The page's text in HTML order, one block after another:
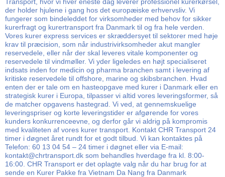
der holder hjulene i gang hos det europæiske erhvervsliv. Vi
fungerer som bindeleddet for virksomheder med behov for sikker
kurerfragt og kurertransport fra Danmark til og fra hele verden.
Vores kurer express services er skræddersyet til sektorer med høje
krav til præcision, som når industrivirksomheder akut mangler
reservedele, eller når der skal leveres vitale komponenter og
reservedele til vindmøller. Vi yder ligeledes en højt specialiseret
indsats inden for medicin og pharma branchen samt i levering af
kritiske reservedele til offshore, marine og skibsbranchen. Hvad
enten der er tale om en hasteopgave med kurer i Danmark eller en
strategisk kurer i Europa, tilpasser vi altid vores leveringsformer, så
de matcher opgavens hastegrad. Vi ved, at gennemskuelige
leveringspriser og korte leveringstider er afgørende for vores
kunders konkurrenceevne, og derfor går vi aldrig på kompromis
med kvaliteten af vores kurer transport. Kontakt CHR Transport 24
timer i døgnet året rundt for et godt tilbud. Vi kan kontaktes på
Telefon: 60 13 04 54 – 24 timer i døgnet eller via E-mail:
kontakt@chrtransport.dk som behandles hverdage fra kl. 8:00-
16:00. CHR Transport er det oplagte valg når du har brug for at
sende en Kurer Pakke fra Vietnam Da Nang fra Danmark